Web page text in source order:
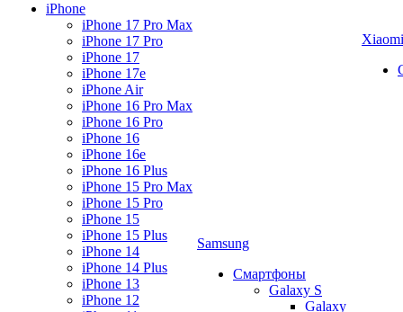
iPhone
iPhone 17 Pro Max
iPhone 17 Pro
iPhone 17
iPhone 17e
iPhone Air
iPhone 16 Pro Max
iPhone 16 Pro
iPhone 16
iPhone 16e
iPhone 16 Plus
iPhone 15 Pro Max
iPhone 15 Pro
iPhone 15
iPhone 15 Plus
iPhone 14
iPhone 14 Plus
iPhone 13
iPhone 12
Samsung
Смартфоны
Galaxy S
Galaxy
Xiaomi